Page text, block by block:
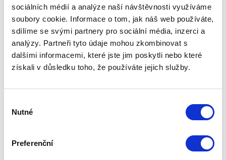
sociálních médií a analýze naší návštěvnosti využíváme
soubory cookie. Informace o tom, jak náš web používáte,
sdílíme se svými partnery pro sociální média, inzerci a
analýzy. Partneři tyto údaje mohou zkombinovat s
dalšími informacemi, které jste jim poskytli nebo které
získali v důsledku toho, že používáte jejich služby.
souhlasu
Nutné
Preferenční